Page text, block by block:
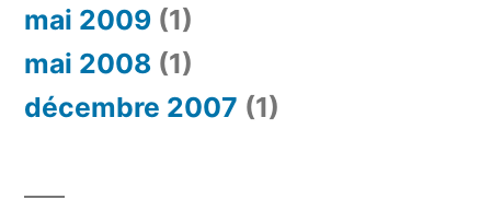
mai 2009 (1)
mai 2008 (1)
décembre 2007 (1)